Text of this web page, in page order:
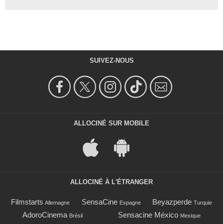
SUIVEZ-NOUS
ALLOCINÉ SUR MOBILE
ALLOCINÉ À L'ÉTRANGER
Filmstarts Allemagne SensaCine Espagne Beyazperde Turquie
AdoroCinema Brésil Sensacine México Mexique